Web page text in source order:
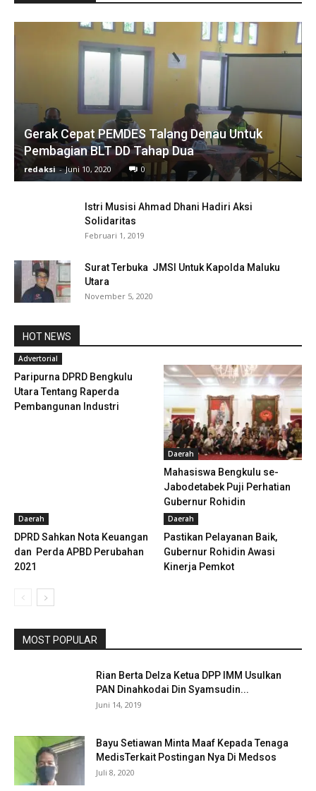
Gerak Cepat PEMDES Talang Denau Untuk
Pembagian BLT DD Tahap Dua
redaksi - Juni 10, 2020 0
Istri Musisi Ahmad Dhani Hadiri Aksi
Solidaritas
Februari 1, 2019
Surat Terbuka JMSI Untuk Kapolda Maluku
Utara
November 5, 2020
HOT NEWS
Advertorial
Paripurna DPRD Bengkulu
Utara Tentang Raperda
Pembangunan Industri
Daerah
Mahasiswa Bengkulu se-
Jabodetabek Puji Perhatian
Gubernur Rohidin
Daerah
DPRD Sahkan Nota Keuangan
dan Perda APBD Perubahan
2021
Daerah
Pastikan Pelayanan Baik,
Gubernur Rohidin Awasi
Kinerja Pemkot
MOST POPULAR
Rian Berta Delza Ketua DPP IMM Usulkan
PAN Dinahkodai Din Syamsudin...
Juni 14, 2019
Bayu Setiawan Minta Maaf Kepada Tenaga
MedisTerkait Postingan Nya Di Medsos
Juli 8, 2020